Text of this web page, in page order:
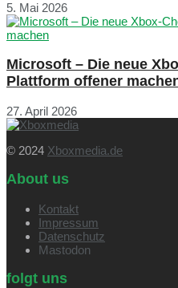
5. Mai 2026
Microsoft – Die neue
Plattform offener
27. April 2026
© 2024 Xboxmedia.de
About us
Kontakt
Impressum
Datenschutz
Mastodon
folgt uns